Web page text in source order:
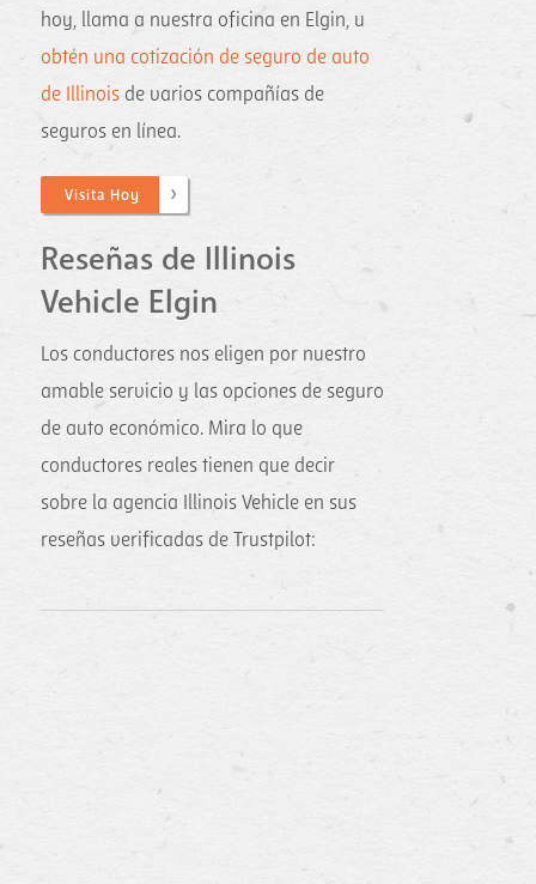
hoy, llama a nuestra oficina en Elgin, u
obtén una cotización de seguro de auto
de Illinois de varios compañías de
seguros en línea.
Visita Hoy
Reseñas de Illinois
Vehicle Elgin
Los conductores nos eligen por nuestro
amable servicio y las opciones de seguro
de auto económico. Mira lo que
conductores reales tienen que decir
sobre la agencia Illinois Vehicle en sus
reseñas verificadas de Trustpilot: